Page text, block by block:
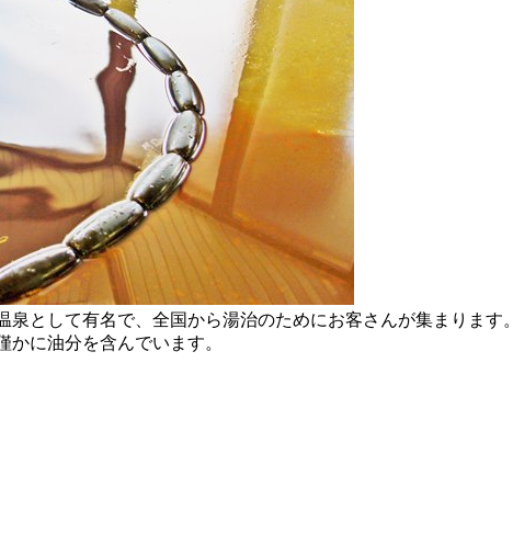
として有名で、全国から湯治のためにお客さんが集まります。
に油分を含んでいます。